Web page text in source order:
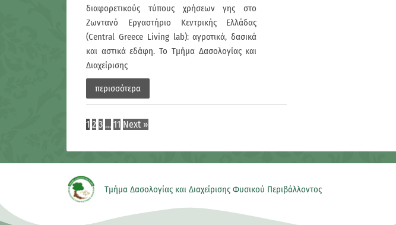
διαφορετικούς τύπους χρήσεων γης στο
Ζωντανό Εργαστήριο Kεντρικής Ελλάδας
(Central Greece Living lab): αγροτικά, δασικά
και αστικά εδάφη. Το Τμήμα Δασολογίας και
Διαχείρισης
περισσότερα
1 2 3 … 11 Next »
Τμήμα Δασολογίας και Διαχείρισης Φυσικού Περιβάλλοντος